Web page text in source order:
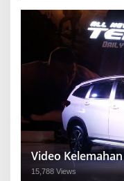
Video
15,788 Views